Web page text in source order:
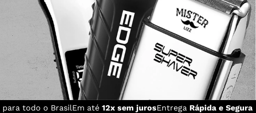
para todo o BrasilEm até 12x sem jurosEntrega Rápida e Segura